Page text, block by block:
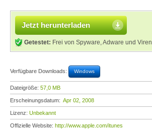
Jetzt herunterladen
Getestet: Frei von Spyware, Adware und Viren
Verfügbare Downloads: Windows
Dateigröße: 57,0 MB
Erscheinungsdatum: Apr 02, 2008
Lizenz: Unbekannt
Offizielle Website: http://www.apple.com/itunes